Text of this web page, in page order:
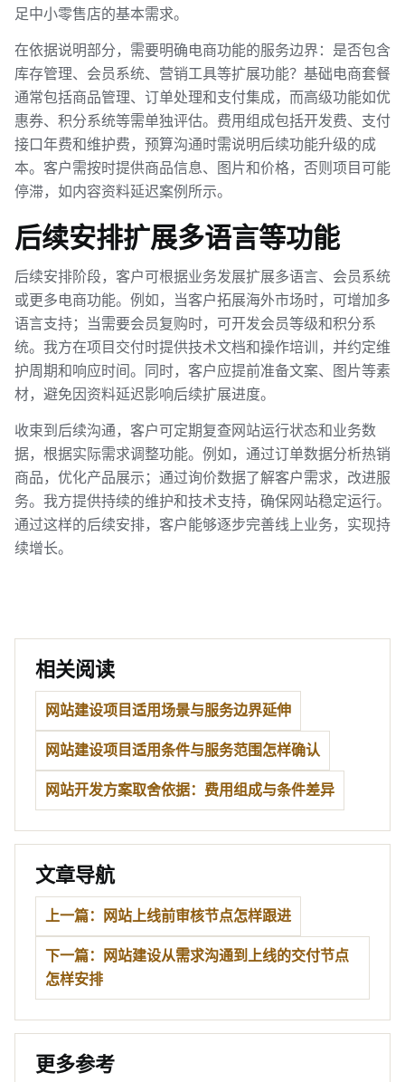
足中小零售店的基本需求。
在依据说明部分，需要明确电商功能的服务边界：是否包含
库存管理、会员系统、营销工具等扩展功能？基础电商套餐
通常包括商品管理、订单处理和支付集成，而高级功能如优
惠券、积分系统等需单独评估。费用组成包括开发费、支付
接口年费和维护费，预算沟通时需说明后续功能升级的成
本。客户需按时提供商品信息、图片和价格，否则项目可能
停滞，如内容资料延迟案例所示。
后续安排扩展多语言等功能
后续安排阶段，客户可根据业务发展扩展多语言、会员系统
或更多电商功能。例如，当客户拓展海外市场时，可增加多
语言支持；当需要会员复购时，可开发会员等级和积分系
统。我方在项目交付时提供技术文档和操作培训，并约定维
护周期和响应时间。同时，客户应提前准备文案、图片等素
材，避免因资料延迟影响后续扩展进度。
收束到后续沟通，客户可定期复查网站运行状态和业务数
据，根据实际需求调整功能。例如，通过订单数据分析热销
商品，优化产品展示；通过询价数据了解客户需求，改进服
务。我方提供持续的维护和技术支持，确保网站稳定运行。
通过这样的后续安排，客户能够逐步完善线上业务，实现持
续增长。
相关阅读
网站建设项目适用场景与服务边界延伸
网站建设项目适用条件与服务范围怎样确认
网站开发方案取舍依据：费用组成与条件差异
文章导航
上一篇：网站上线前审核节点怎样跟进
下一篇：网站建设从需求沟通到上线的交付节点
怎样安排
更多参考